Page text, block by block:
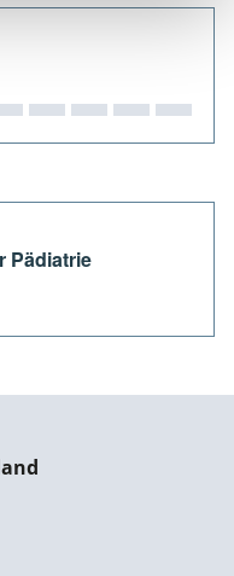
Pädiatrie